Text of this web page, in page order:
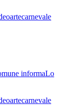
artecarnevale
informaLo
artecarnevale